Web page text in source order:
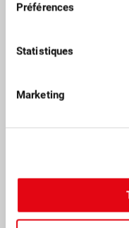
Préférences
Statistiques
Marketing
transformés. Nous
privée, active à l’échelle
transformation, nous
produits fruitiers suisses
formation continue, de la
Newsletter aux